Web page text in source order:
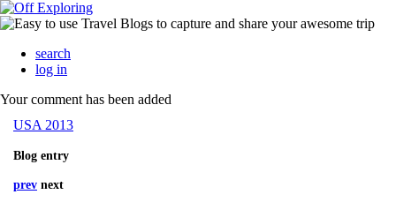
search
log in
Your comment has been added
USA 2013
Blog entry
prev next